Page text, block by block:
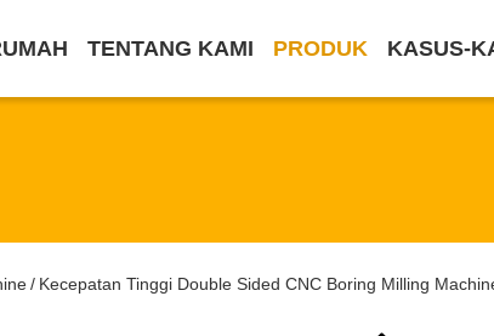
TENTANG KAMI PRODUK KASUS-
/ Kecepatan Tinggi Double Sided CNC Boring Milling